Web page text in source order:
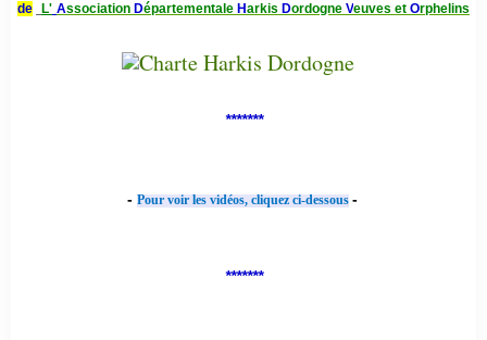
de
L' Association Départementale Harkis Dordogne Veuves et Orphelins
*******
- Pour voir les vidéos, cliquez ci-dessous -
*******